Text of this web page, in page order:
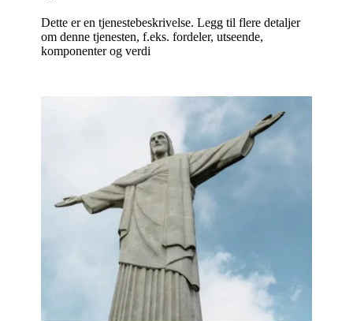
Dette er en tjenestebeskrivelse. Legg til flere detaljer
om denne tjenesten, f.eks. fordeler, utseende,
komponenter og verdi